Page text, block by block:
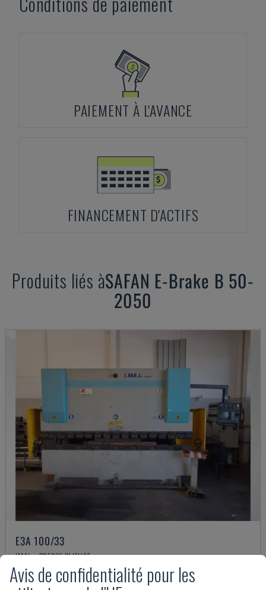
PAIEMENT À L'AVANCE
FINANCEMENT D'ACTIFS
Produits liés àSAFAN E-Brake B 50-
2050
E3A 100/33
IMAL - PRESSE PLIEUSE
ITALIE 1997
Avis de confidentialité pour les